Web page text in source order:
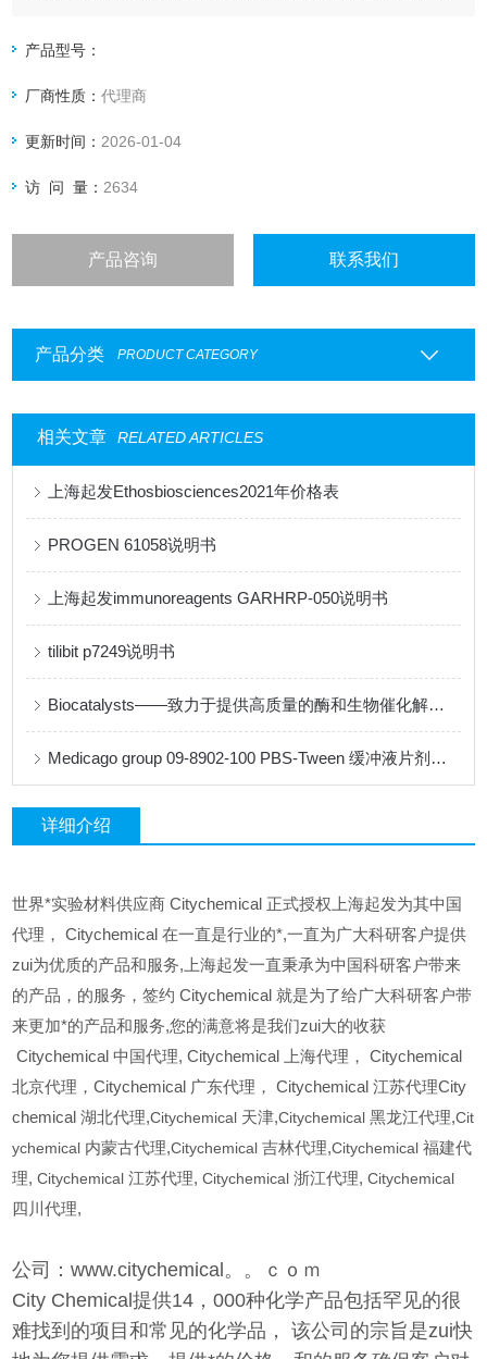
产品型号：
厂商性质：代理商
更新时间： 2026-01-04
访 问 量： 2634
产品咨询 联系我们
产品分类 PRODUCT CATEGORY
相关文章 RELATED ARTICLES
上海起发Ethosbiosciences2021年价格表
PROGEN 61058说明书
上海起发immunoreagents GARHRP-050说明书
tilibit p7249说明书
Biocatalysts——致力于提供高质量的酶和生物催化解决方案
Medicago group 09-8902-100 PBS-Tween 缓冲液片剂说明书
详细介绍
世界*实验材料供应商 Citychemical 正式授权上海起发为其中国
代理， Citychemical 在一直是行业的*,一直为广大科研客户提供
zui为优质的产品和服务,上海起发一直秉承为中国科研客户带来
的产品，的服务，签约 Citychemical 就是为了给广大科研客户带
来更加*的产品和服务,您的满意将是我们zui大的收获
Citychemical中国代理, Citychemical 上海代理， Citychemical
北京代理，Citychemical 广东代理， Citychemical 江苏代理City
chemical 湖北代理,Citychemical 天津,Citychemical黑龙江代理,Cit
ychemical 内蒙古代理,Citychemical吉林代理,Citychemical福建代
理,Citychemical江苏代理,Citychemical浙江代理,Citychemical
四川代理,
公司：www.citychemical。。ｃｏｍ
City Chemical提供14，000种化学产品包括罕见的很
难找到的项目和常见的化学品， 该公司的宗旨是zui快